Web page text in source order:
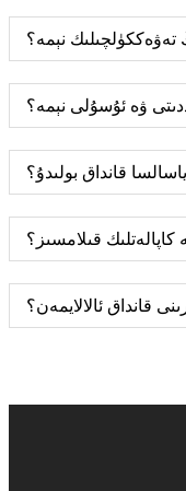
تەۋەككۈلچىلىك نېمە؟
ۋە ئۇسۇلى نېمە؟
قانداق بولىدۇ؟
قىلامسىز؟
قانداق ئالالايمەن؟